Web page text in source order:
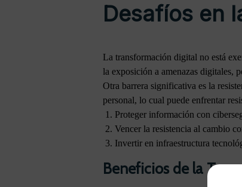
Desafíos en
La transformación digital no está
la exposición a amenazas digitales,
Otra barrera significativa es la
personal, lo cual puede enfrentar
Proteger información con
Vencer la resistencia al cambio
Invertir en infraestructura
Beneficios de la